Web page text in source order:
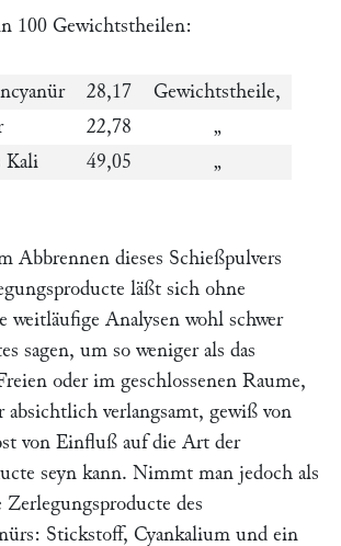
100 Gewichtstheilen:
28,17
Gewichtstheile,
22,78
„
Kali
49,05 „
Abbrennen dieses Schießpulvers
läßt sich ohne
weitläufige Analysen wohl schwer
sagen, um so weniger als das
oder im geschlossenen Raume,
absichtlich verlangsamt, gewiß von
von Einfluß auf die Art der
seyn kann. Nimmt man jedoch als
des
Stickstoff, Cyankalium und ein